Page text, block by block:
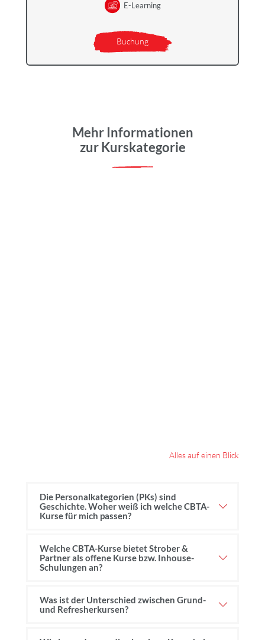
Buchung
E-Learning
Mehr Informationen
zur Kurskategorie
Alles auf einen Blick
Die Personalkategorien (PKs) sind
Geschichte. Woher weiß ich welche CBTA-
Kurse für mich passen?
Welche CBTA-Kurse bietet Strober &
Partner als offene Kurse bzw. Inhouse-
Schulungen an?
Was ist der Unterschied zwischen Grund-
und Refresherkursen?